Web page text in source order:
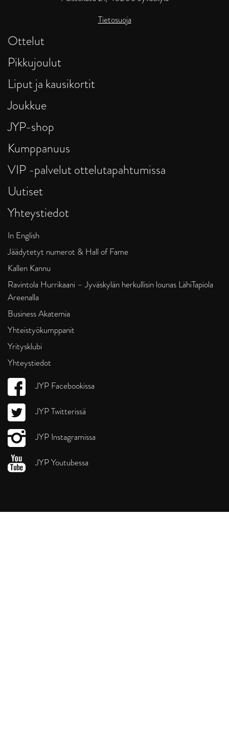
Tietosuoja
Ottelut
Pikkujoulut
Liput ja kausikortit
Joukkue
JYP-shop
Kumppanuus
VIP -palvelut ottelutapahtumissa
Uutiset
Yhteystiedot
In English
Jäädytetyt numerot & Hall of Fame
Kallen Kannu
Ravintola Hurrikaani – Jyväskylän herkullisin lounas LähiTapiola
Areenalla
Business Akatemia
Yhteistyökumppanit
Yritysklubi
Yhteystiedot
JYP Facebookissa
JYP Twitterissä
JYP Instagramissa
JYP Youtubessa